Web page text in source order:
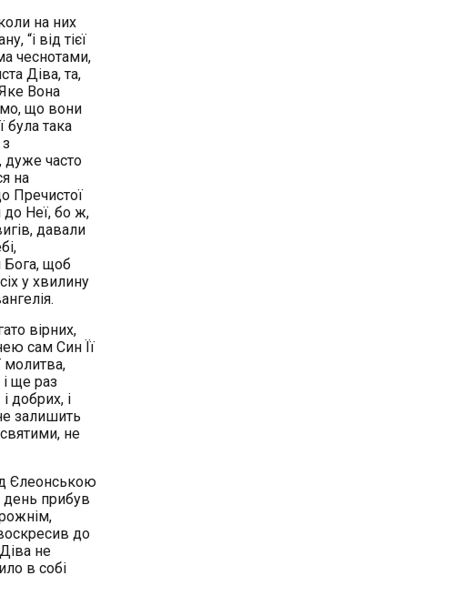
на них
“і від тієї
чеснотами,
Діва, та,
Вона
що вони
була така
дуже часто
на
Пречистої
Неї, бо ж,
давали
Бога, щоб
у хвилину
вірних,
сам Син Її
молитва,
і ще раз
добрих, і
залишить
не
Єлеонською
день прибув
до
не
в собі